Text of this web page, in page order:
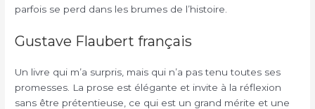
parfois se perd dans les brumes de l’histoire.
Gustave Flaubert français
Un livre qui m’a surpris, mais qui n’a pas tenu toutes ses
promesses. La prose est élégante et invite à la réflexion
sans être prétentieuse, ce qui est un grand mérite et une